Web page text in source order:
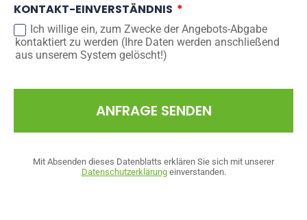
KONTAKT-EINVERSTÄNDNIS
Ich willige ein, zum Zwecke der Angebots-Abgabe
kontaktiert zu werden (Ihre Daten werden anschließend
aus unserem System gelöscht!)
ANFRAGE SENDEN
Mit Absenden dieses Datenblatts erklären Sie sich mit unserer
Datenschutzerklärungeinverstanden.